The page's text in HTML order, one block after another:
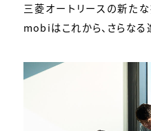
三菱オートリースの新た
mobiはこれから、さらなる